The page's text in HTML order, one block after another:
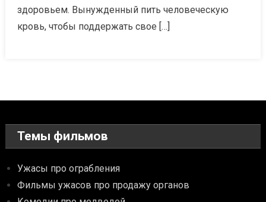
здоровьем. Вынужденный пить человеческую
кровь, чтобы поддержать свое […]
Темы фильмов
Ужасы про ограбления
Фильмы ужасов про продажу органов